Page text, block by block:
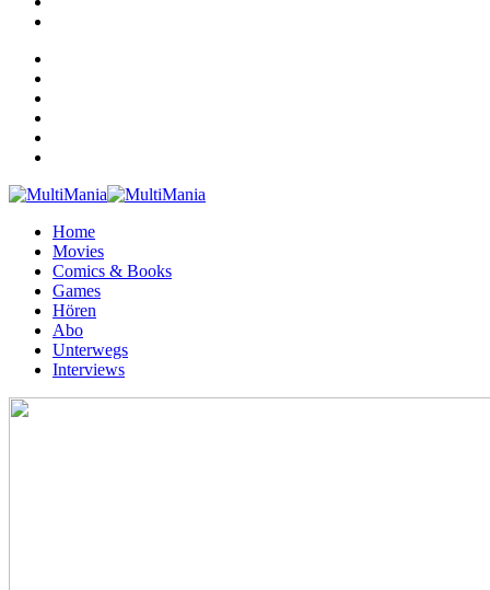
Home
Movies
Comics & Books
Games
Hören
Abo
Unterwegs
Interviews